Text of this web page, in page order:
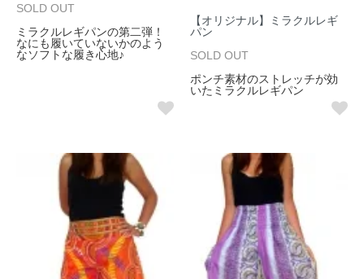
SOLD OUT
ミラクルレギパンの第二弾！
なにも履いていないかのよう
なソフトな履き心地♪
【オリジナル】ミラクルレギ
パン
SOLD OUT
ポンチ素材のストレッチが効
いたミラクルレギパン